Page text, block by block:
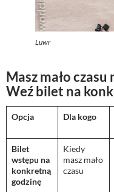
Luwr
Masz mało
Weź bilet na
Opcja Dla kogo
Bilet
wstępu na
konkretną
godzinę
Kiedy
masz mało
czasu